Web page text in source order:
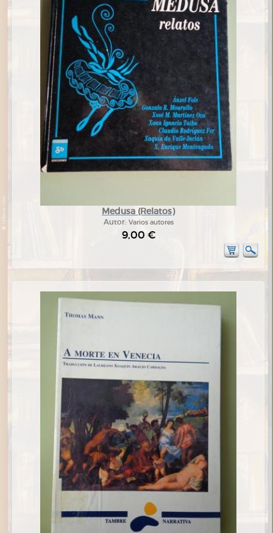
Medusa (Relatos)
Autor: Varios autores
9,00 €